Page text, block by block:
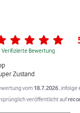
Verifizierte Bewertung
Zustand
vom 18.7.2026 ,
veröffentlicht auf